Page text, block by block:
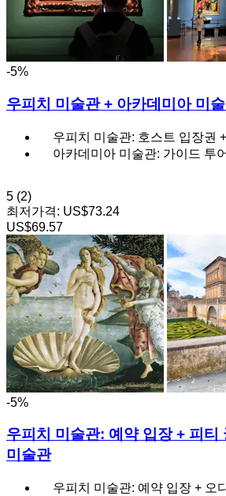
-5%
우피치 미술관 + 아카데미아 미
우피치 미술관: 호스트 입장권
아카데미아 미술관: 가이드 투어
5 (2)
최저가격: US$73.24
US$69.57
-5%
우피치 미술관: 예약 입장 + 피티
미술관
우피치 미술관: 예약 입장 + 오